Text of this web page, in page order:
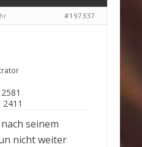
#197337
2581
2411
seinem
nicht weiter